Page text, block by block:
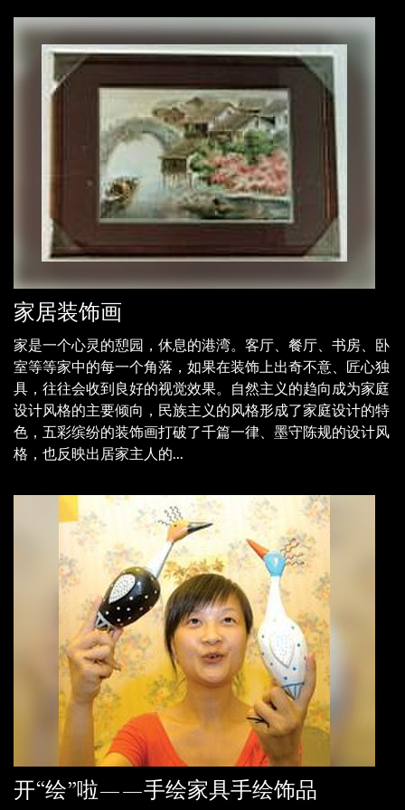
家居装饰画
家是一个心灵的憩园，休息的港湾。客厅、餐厅、书房、卧
室等等家中的每一个角落，如果在装饰上出奇不意、匠心独
具，往往会收到良好的视觉效果。自然主义的趋向成为家庭
设计风格的主要倾向，民族主义的风格形成了家庭设计的特
色，五彩缤纷的装饰画打破了千篇一律、墨守陈规的设计风
格，也反映出居家主人的...
开“绘”啦——手绘家具手绘饰品